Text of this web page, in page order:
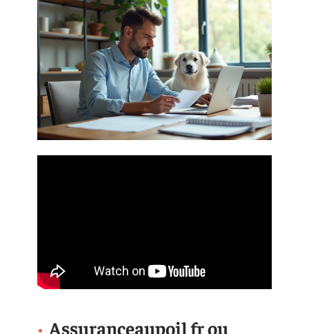
Assuranceaupoil fr ou